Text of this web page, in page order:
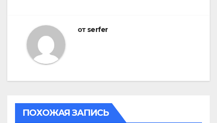
от serfer
ПОХОЖАЯ ЗАПИСЬ